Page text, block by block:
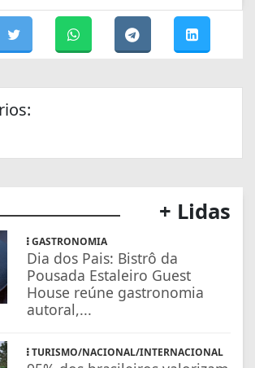
+ Lidas
GASTRONOMIA
Dia dos Pais: Bistrô da
Pousada Estaleiro Guest
House reúne gastronomia
autoral,...
TURISMO/NACIONAL/INTERNACIONAL